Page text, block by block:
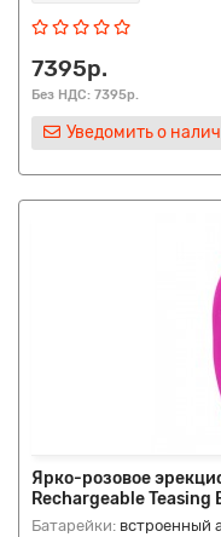
7395р.
Без НДС: 7395р.
Уведомить о
Ярко-розовое
Rechargeable Teasing
Батарейки: встроенный